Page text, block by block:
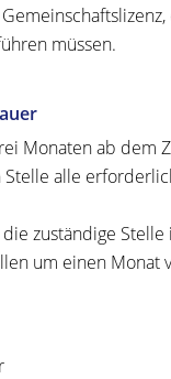
müssen.
Monaten ab dem
Stelle alle
die zuständige
um einen Monat